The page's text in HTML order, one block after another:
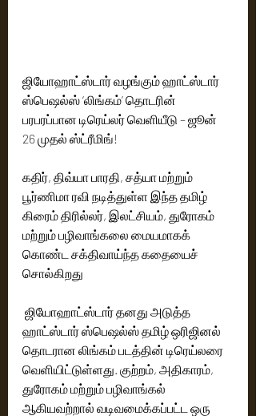
ஜியோஹாட்ஸ்டார் வழங்கும் ஹாட்ஸ்டார்
ஸ்பெஷல்ஸ் ‘லிங்கம்’ தொடரின்
பரபரப்பான டிரெய்லர் வெளியீடு – ஜூன்
26 முதல் ஸ்ட்ரீமிங்!
கதிர், திவ்யா பாரதி, சத்யா மற்றும்
பூர்ணிமா ரவி நடித்துள்ள இந்த தமிழ்
கிரைம் திரில்லர், இலட்சியம், துரோகம்
மற்றும் பழிவாங்கலை மையமாகக்
கொண்ட சக்திவாய்ந்த கதையைச்
சொல்கிறது
ஹாட்ஸ்டார் ஸ்பெஷல்ஸ் தமிழ் ஒரிஜினல்
தொடரான லிங்கம் படத்தின் டிரெய்லரை
வெளியிட்டுள்ளது. குற்றம், அதிகாரம்,
துரோகம் மற்றும் பழிவாங்கல்
ஆகியவற்றால் வடிவமைக்கப்பட்ட ஒரு